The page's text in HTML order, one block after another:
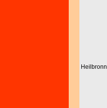
Heilbronn